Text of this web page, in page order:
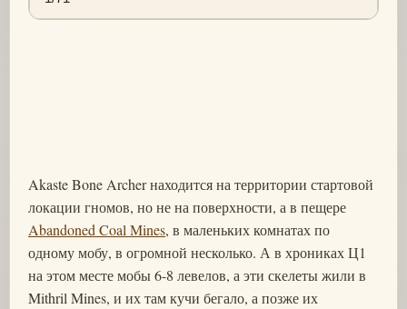
Akaste Bone Archer находится на территории стартовой
локации гномов, но не на поверхности, а в пещере
Abandoned Coal Mines, в маленьких комнатах по
одному мобу, в огромной несколько. А в хрониках Ц1
на этом месте мобы 6-8 левелов, а эти скелеты жили в
Mithril Mines, и их там кучи бегало, а позже их